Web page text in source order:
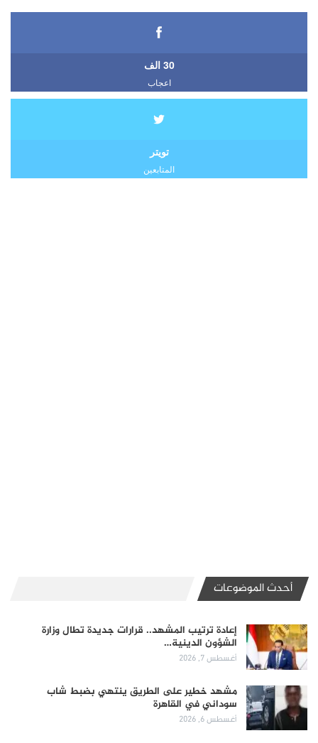
30 الف
اعجاب
تويتر
المتابعين
أحدث الموضوعات
إعادة ترتيب المشهد.. قرارات جديدة تطال وزارة
الشؤون الدينية…
أغسطس 7, 2026
مشهد خطير على الطريق ينتهي بضبط شاب
سوداني في القاهرة
أغسطس 6, 2026